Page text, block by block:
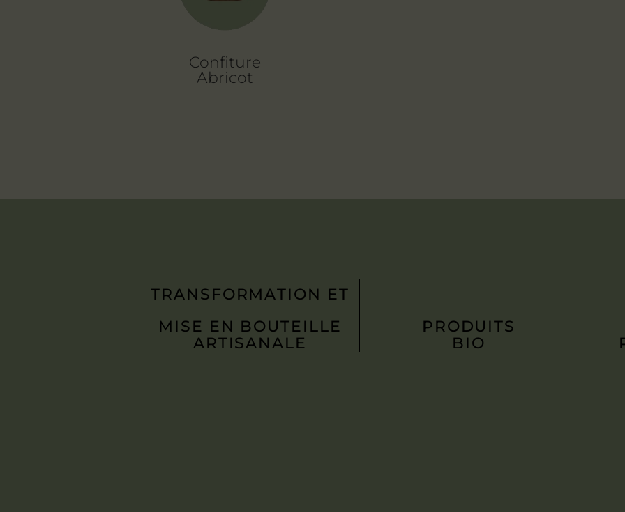
Confiture
Abricot
TRANSFORMATION ET
MISE EN BOUTEILLE
ARTISANALE
PRODUITS
BIO